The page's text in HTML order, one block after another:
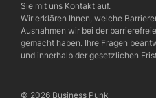
Sie mit uns Kontakt auf.
Wir erklären Ihnen, welche
Ausnahmen wir bei der
gemacht haben. Ihre Fragen
und innerhalb der gesetzlichen
© 2026 Business Punk